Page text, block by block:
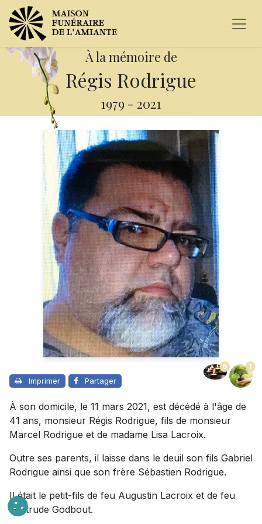
À la mémoire de
Régis Rodrigue
1979 - 2021
Imprimer Partager
6 1
À son domicile, le 11 mars 2021, est décédé à l'âge de
41 ans, monsieur Régis Rodrigue, fils de monsieur
Marcel Rodrigue et de madame Lisa Lacroix.
Outre ses parents, il laisse dans le deuil son fils Gabriel
Rodrigue ainsi que son frère Sébastien Rodrigue.
Il était le petit-fils de feu Augustin Lacroix et de feu
Gertrude Godbout.